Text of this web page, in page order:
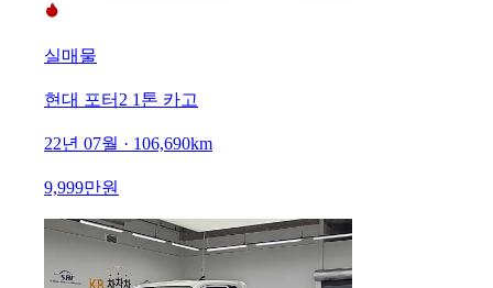
실매물
현대 포터2 1톤 카고
22년 07월 · 106,690km
9,999만원